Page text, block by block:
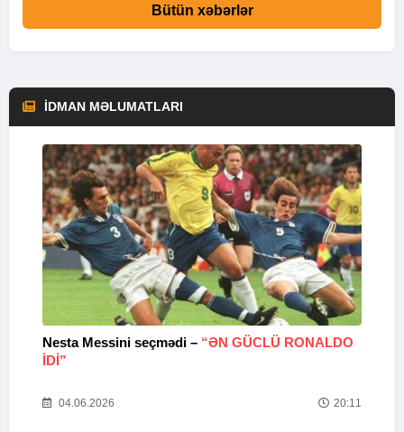
Bütün xəbərlər
İDMAN MƏLUMATLARI
Nesta Messini seçmədi – “ƏN GÜCLÜ RONALDO
IDI”
04.06.2026 20:11